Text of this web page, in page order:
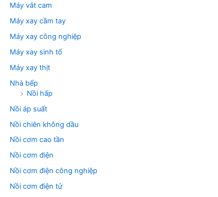
Máy vắt cam
Máy xay cầm tay
Máy xay công nghiệp
Máy xay sinh tố
Máy xay thịt
Nhà bếp
Nồi hấp
Nồi áp suất
Nồi chiên không dầu
Nồi cơm cao tần
Nồi cơm điện
Nồi cơm điện công nghiệp
Nồi cơm điện tử